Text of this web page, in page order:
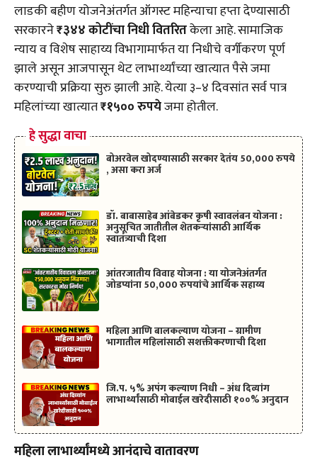
लाडकी बहीण योजनेअंतर्गत ऑगस्ट महिन्याचा हप्ता देण्यासाठी
सरकारने₹३४४ कोटींचा निधी वितरितकेला आहे. सामाजिक
न्याय व विशेष साहाय्य विभागामार्फत या निधीचे वर्गीकरण पूर्ण
झाले असून आजपासून थेट लाभार्थ्यांच्या खात्यात पैसे जमा
करण्याची प्रक्रिया सुरु झाली आहे. येत्या ३–४ दिवसांत सर्व पात्र
महिलांच्या खात्यात₹१५०० रुपयेजमा होतील.
हे सुद्धा वाचा
बोअरवेल खोदण्यासाठी सरकार देतंय 50,000 रुपये
, असा करा अर्ज
डॉ. बाबासाहेब आंबेडकर कृषी स्वावलंबन योजना :
अनुसूचित जातीतील शेतकऱ्यांसाठी आर्थिक
स्वातंत्र्याची दिशा
आंतरजातीय विवाह योजना : या योजनेअंतर्गत
जोडप्यांना 50,000 रुपयांचे आर्थिक सहाय्य
महिला आणि बालकल्याण योजना – ग्रामीण
भागातील महिलांसाठी सशक्तीकरणाची दिशा
जि.प. ५% अपंग कल्याण निधी – अंध दिव्यांग
लाभार्थ्यांसाठी मोबाईल खरेदीसाठी १००% अनुदान
महिला लाभार्थ्यांमध्ये आनंदाचे वातावरण